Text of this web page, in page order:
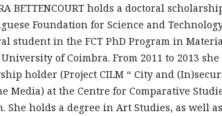
BETTENCOURT holds a doctoral
Foundation for Science and
student in the FCT PhD Program in
of Coimbra. From 2011 to 2013
holder (Project CILM “ City and
Media) at the Centre for Comparative
She holds a degree in Art Studies, as well